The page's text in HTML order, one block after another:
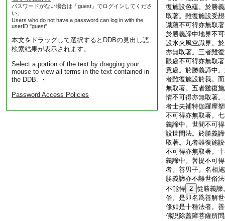
パスワードがない場合は「guest」でログインしてくださ
い。
Users who do not have a password can log in with the
userID "guest".
本文をドラッグして選択するとDDBの見出し語
検索結果が表示されます。
Select a portion of the text by dragging your
mouse to view all terms in the text contained in
the DDB. ・
Password Access Policies
復施設色蘊。於勝
取著。雖復施設受
識蘊不可得亦無取
於勝義諦中地界不
設水火風空識界。
亦無取著。三者雖
眼處不可得亦無取
意處。於勝義諦中
者雖復施設於我。
無取著。五者雖復
情不可得亦無取著
者士夫補特伽羅摩
不可得亦無取著。
義諦中。世間不可
設世間法。於勝義
取著。九者雖復施
不可得亦無取著。
義諦中。菩提不可
者。善男子。名相
勝義諦亦不離世俗
不能得 2 從勝義諦
俗。是即名爲善解
修如是十種法者。
佛説除蓋障菩薩所